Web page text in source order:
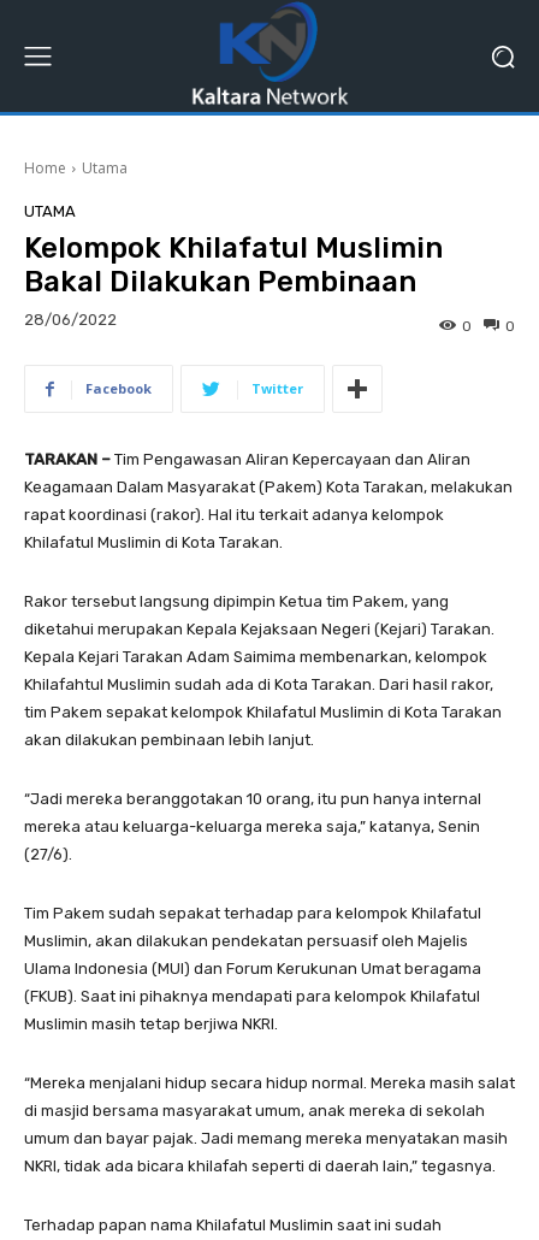
Home Utama
UTAMA
Kelompok Khilafatul Muslimin
Bakal Dilakukan Pembinaan
28/06/2022 0
0
Facebook Twitter
TARAKAN – Tim Pengawasan Aliran Kepercayaan dan Aliran
Keagamaan Dalam Masyarakat (Pakem) Kota Tarakan, melakukan
rapat koordinasi (rakor). Hal itu terkait adanya kelompok
Khilafatul Muslimin di Kota Tarakan.
Rakor tersebut langsung dipimpin Ketua tim Pakem, yang
diketahui merupakan Kepala Kejaksaan Negeri (Kejari) Tarakan.
Kepala Kejari Tarakan Adam Saimima membenarkan, kelompok
Khilafahtul Muslimin sudah ada di Kota Tarakan. Dari hasil rakor,
tim Pakem sepakat kelompok Khilafatul Muslimin di Kota Tarakan
akan dilakukan pembinaan lebih lanjut.
“Jadi mereka beranggotakan 10 orang, itu pun hanya internal
mereka atau keluarga-keluarga mereka saja,” katanya, Senin
(27/6).
Tim Pakem sudah sepakat terhadap para kelompok Khilafatul
Muslimin, akan dilakukan pendekatan persuasif oleh Majelis
Ulama Indonesia (MUI) dan Forum Kerukunan Umat beragama
(FKUB). Saat ini pihaknya mendapati para kelompok Khilafatul
Muslimin masih tetap berjiwa NKRI.
“Mereka menjalani hidup secara hidup normal. Mereka masih salat
di masjid bersama masyarakat umum, anak mereka di sekolah
umum dan bayar pajak. Jadi memang mereka menyatakan masih
NKRI, tidak ada bicara khilafah seperti di daerah lain,” tegasnya.
Terhadap papan nama Khilafatul Muslimin saat ini sudah